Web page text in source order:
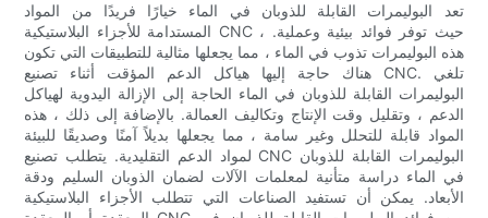
تعد البوليمرات القابلة للذوبان في الماء خيارًا فريدًا من المواد
المستدامة للأجزاء البلاستيكية CNC ، حيث توفر فوائد بيئية وعملية.
هذه البوليمرات تذوب في الماء ، مما يجعلها مثالية للتطبيقات التي تكون
هناك حاجة إليها هياكل الدعم المؤقت أثناء تصنيع CNC. تلغي
البوليمرات القابلة للذوبان في الماء الحاجة إلى الإزالة اليدوية لهياكل
الدعم ، وتقليل وقت الإنتاج وتكاليف العمالة. بالإضافة إلى ذلك ، هذه
المواد قابلة للتحلل وغير سامة ، مما يجعلها بديلاً آمنًا وصديقًا للبيئة
لمواد الدعم التقليدية. يتطلب تصنيع CNC البوليمرات القابلة للذوبان
في الماء دراسة متأنية لمعلمات الآلات لضمان الذوبان السليم ودقة
الأبعاد. يمكن أن تستفيد الصناعات التي تتطلب الأجزاء البلاستيكية